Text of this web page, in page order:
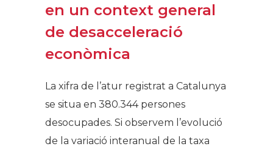
en un context general
de desacceleració
econòmica
La xifra de l’atur registrat a Catalunya
se situa en 380.344 persones
desocupades. Si observem l’evolució
de la variació interanual de la taxa